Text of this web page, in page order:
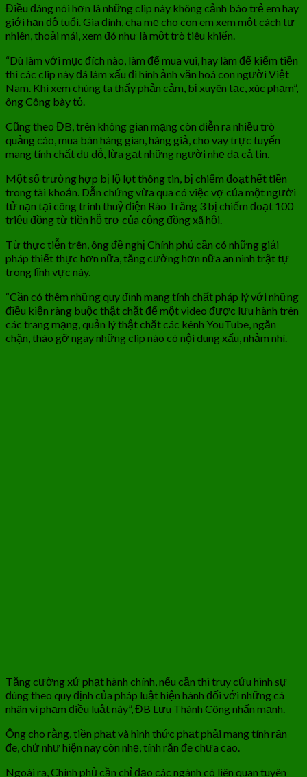
Điều đáng nói hơn là những clip này không cảnh báo trẻ em hay
giới hạn độ tuổi. Gia đình, cha mẹ cho con em xem một cách tự
nhiên, thoải mái, xem đó như là một trò tiêu khiển.
“Dù làm với mục đích nào, làm để mua vui, hay làm để kiếm tiền
thì các clip này đã làm xấu đi hình ảnh văn hoá con người Việt
Nam. Khi xem chúng ta thấy phản cảm, bị xuyên tạc, xúc phạm”,
ông Công bày tỏ.
Cũng theo ĐB, trên không gian mạng còn diễn ra nhiều trò
quảng cáo, mua bán hàng gian, hàng giả, cho vay trực tuyến
mang tính chất dụ dỗ, lừa gạt những người nhẹ dạ cả tin.
Một số trường hợp bị lộ lọt thông tin, bị chiếm đoạt hết tiền
trong tài khoản. Dẫn chứng vừa qua có việc vợ của một người
tử nạn tại công trình thuỷ điện Rào Trăng 3 bị chiếm đoạt 100
triệu đồng từ tiền hỗ trợ của cộng đồng xã hội.
Từ thực tiễn trên, ông đề nghị Chính phủ cần có những giải
pháp thiết thực hơn nữa, tăng cường hơn nữa an ninh trật tự
trong lĩnh vực này.
“Cần có thêm những quy định mang tính chất pháp lý với những
điều kiện ràng buộc thật chặt để một video được lưu hành trên
các trang mạng, quản lý thật chặt các kênh YouTube, ngăn
chặn, tháo gỡ ngay những clip nào có nội dung xấu, nhảm nhí.
Tăng cường xử phạt hành chính, nếu cần thì truy cứu hình sự
đúng theo quy định của pháp luật hiện hành đối với những cá
nhân vi phạm điều luật này”, ĐB Lưu Thành Công nhấn mạnh.
Ông cho rằng, tiền phạt và hình thức phạt phải mang tính răn
đe, chứ như hiện nay còn nhẹ, tính răn đe chưa cao.
Ngoài ra, Chính phủ cần chỉ đạo các ngành có liên quan tuyên